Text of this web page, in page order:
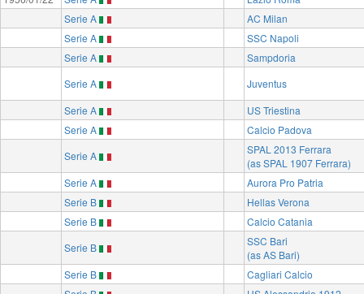
Serie A
AC Milan
Serie A
SSC Napoli
Serie A
Sampdoria
Serie A
Juventus
Serie A
US Triestina
Serie A
Calcio Padova
Serie A
SPAL 2013 Ferrara
(as SPAL 1907 Ferrara)
Serie A
Aurora Pro Patria
Serie B
Hellas Verona
Serie B
Calcio Catania
Serie B
SSC Bari
(as AS Bari)
Serie B
Cagliari Calcio